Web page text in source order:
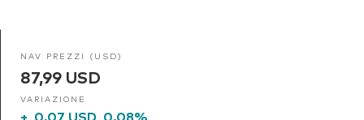
NAV PREZZI (USD)
87,99 USD
VARIAZIONE
+ 0,07 USD 0,08%